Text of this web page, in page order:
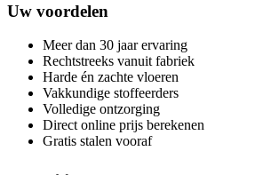
Uw voordelen
Meer dan 30 jaar ervaring
Rechtstreeks vanuit fabriek
Harde én zachte vloeren
Vakkundige stoffeerders
Volledige ontzorging
Direct online prijs berekenen
Gratis stalen vooraf